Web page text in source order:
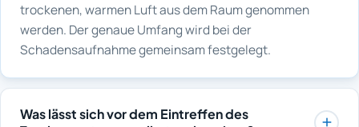
trockenen, warmen Luft aus dem Raum genommen
werden. Der genaue Umfang wird bei der
Schadensaufnahme gemeinsam festgelegt.
Was lässt sich vor dem Eintreffen des